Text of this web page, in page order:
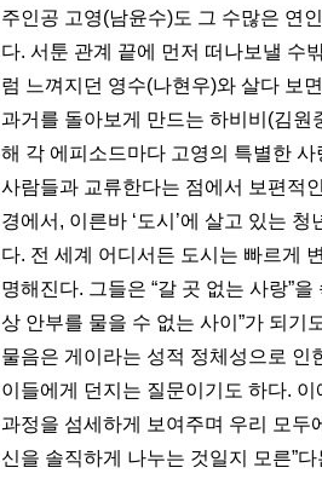
주인공 고영(남윤수)도 그 수많은 연
다. 서툰 관계 끝에 먼저 떠나보낼 수
럼 느껴지던 영수(나현우)와 살다 보
과거를 돌아보게 만드는 하비비(김원
해 각 에피소드마다 고영의 특별한
사람들과 교류한다는 점에서 보편적
경에서, 이른바 ‘도시’에 살고 있는
다. 전 세계 어디서든 도시는 빠르게
명해진다. 그들은 “갈 곳 없는 사랑”
상 안부를 물을 수 없는 사이”가 되기
물음은 게이라는 성적 정체성으로 인
이들에게 던지는 질문이기도 하다.
과정을 섬세하게 보여주며 우리 모두
신을 솔직하게 나누는 것일지 모른”